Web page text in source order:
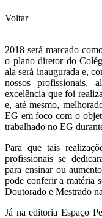
Voltar
2018 será marcado
o plano diretor do
ala será inaugurada e,
nossos profissionais,
excelência que foi
e, até mesmo,
EG em foco com o
trabalhado no EG
Para que tais
profissionais se
para ensinar ou
pode conferir a matéria
Doutorado e Mestrado
Já na editoria Espaço